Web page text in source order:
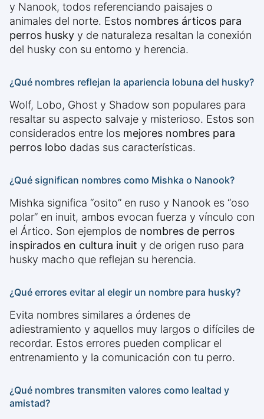
y Nanook, todos referenciando paisajes o
animales del norte. Estos nombres árticos para
perros husky y de naturaleza resaltan la conexión
del husky con su entorno y herencia.
¿Qué nombres reflejan la apariencia lobuna del husky?
Wolf, Lobo, Ghost y Shadow son populares para
resaltar su aspecto salvaje y misterioso. Estos son
considerados entre los mejores nombres para
perros lobo dadas sus características.
¿Qué significan nombres como Mishka o Nanook?
Mishka significa “osito” en ruso y Nanook es “oso
polar” en inuit, ambos evocan fuerza y vínculo con
el Ártico. Son ejemplos de nombres de perros
inspirados en cultura inuit y de origen ruso para
husky macho que reflejan su herencia.
¿Qué errores evitar al elegir un nombre para husky?
Evita nombres similares a órdenes de
adiestramiento y aquellos muy largos o difíciles de
recordar. Estos errores pueden complicar el
entrenamiento y la comunicación con tu perro.
¿Qué nombres transmiten valores como lealtad y
amistad?